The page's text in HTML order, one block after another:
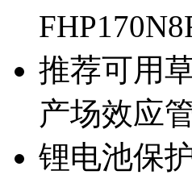
推荐可用
产场效应管
锂电池保